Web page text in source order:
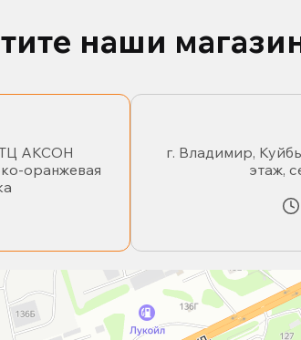
наши
ТЦ АКСОН
оранжевая
г. Владимир,
этаж,